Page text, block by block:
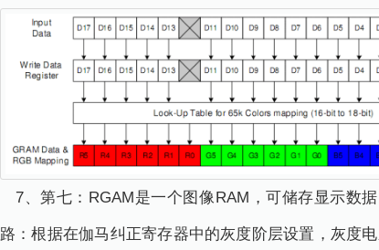
7、第七：RGAM是一个图像RAM，可储存显示数
路：根据在伽马纠正寄存器中的灰度阶层设置，灰度